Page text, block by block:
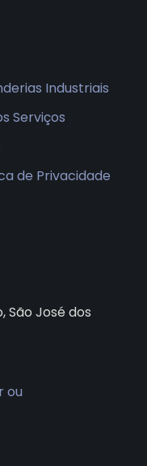
Industriais
Serviços
de Privacidade
São José dos
ou